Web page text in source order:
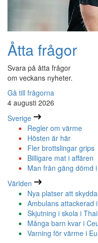
Åtta frågor
Svara på åtta frågor
om veckans nyheter.
Gå till frågorna
4 augusti 2026
Sverige
Regler om värme
Hösten är här
Fler brottslingar grips
Billigare mat i affären
Man från gäng dömd
Världen
Nya platser att skydda
Ambulans attackerad
Skjutning i skola i
Många barn kvar i
Varning för värme i